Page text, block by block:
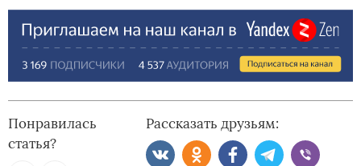
Понравилась
статья?
Рассказать друзьям: